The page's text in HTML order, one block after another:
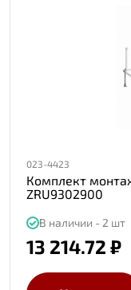
023-4423
Комплект
ZRU9302900
В наличии - 2 шт
13 214.72 ₽